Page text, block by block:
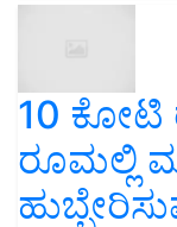
10 ಕೋಟಿ
ರೂಮಲ್ಲಿ